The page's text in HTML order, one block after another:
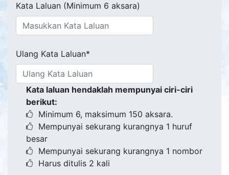
Kata Laluan (Minimum 6 aksara)
Ulang Kata Laluan*
Kata laluan hendaklah mempunyai ciri-ciri
berikut:
Minimum 6, maksimum 150 aksara.
Mempunyai sekurang kurangnya 1 huruf
besar
Mempunyai sekurang kurangnya 1 nombor
Harus ditulis 2 kali